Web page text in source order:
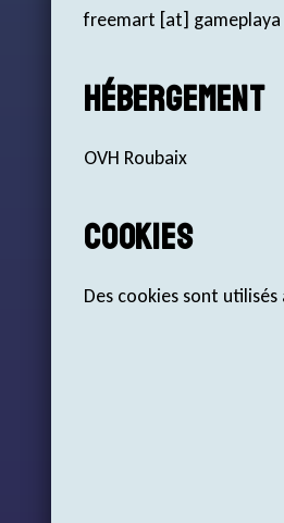
freemart [at]
Hébergement
OVH Roubaix
Cookies
Des cookies sont